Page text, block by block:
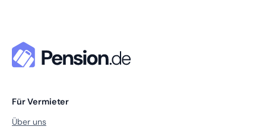
Für Vermieter
Über uns